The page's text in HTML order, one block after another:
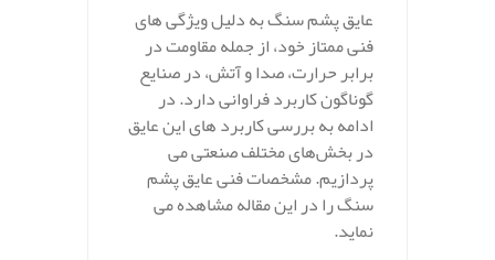
عایق پشم سنگ به دلیل ویژگی‌ های
فنی ممتاز خود، از جمله مقاومت در
برابر حرارت، صدا و آتش، در صنایع
گوناگون کاربرد فراوانی دارد. در
ادامه به بررسی کاربرد های این عایق
در بخش‌های مختلف صنعتی می‌
پردازیم. مشخصات فنی عایق پشم
سنگ را در این مقاله مشاهده می
نماید.